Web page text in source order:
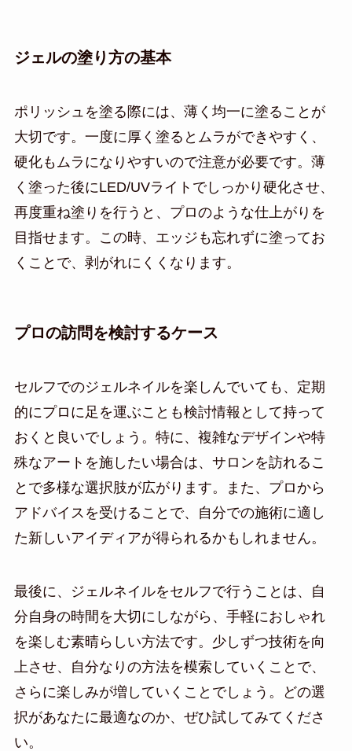
ジェルの塗り方の基本
ポリッシュを塗る際には、薄く均一に塗ることが
大切です。一度に厚く塗るとムラができやすく、
硬化もムラになりやすいので注意が必要です。薄
く塗った後にLED/UVライトでしっかり硬化させ、
再度重ね塗りを行うと、プロのような仕上がりを
目指せます。この時、エッジも忘れずに塗ってお
くことで、剥がれにくくなります。
プロの訪問を検討するケース
セルフでのジェルネイルを楽しんでいても、定期
的にプロに足を運ぶことも検討情報として持って
おくと良いでしょう。特に、複雑なデザインや特
殊なアートを施したい場合は、サロンを訪れるこ
とで多様な選択肢が広がります。また、プロから
アドバイスを受けることで、自分での施術に適し
た新しいアイディアが得られるかもしれません。
最後に、ジェルネイルをセルフで行うことは、自
分自身の時間を大切にしながら、手軽におしゃれ
を楽しむ素晴らしい方法です。少しずつ技術を向
上させ、自分なりの方法を模索していくことで、
さらに楽しみが増していくことでしょう。どの選
択があなたに最適なのか、ぜひ試してみてくださ
い。